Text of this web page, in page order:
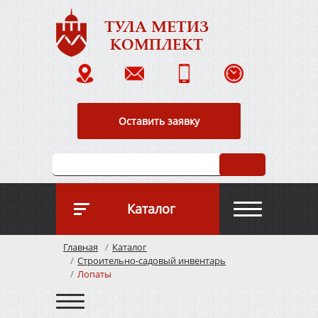
ТУЛА МЕТИЗ
КОМПЛЕКТ
Оставить заявку
Каталог
Главная
Каталог
Строительно-садовый инвентарь
Лопаты